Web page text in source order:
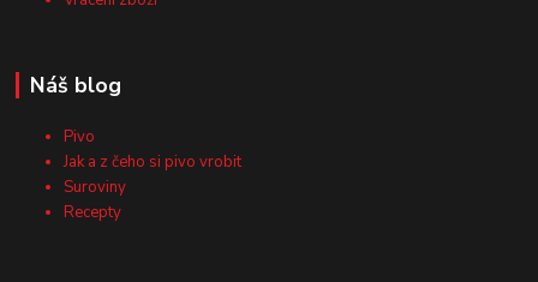
Náš blog
Pivo
Jak a z čeho si pivo vrobit
Suroviny
Recepty